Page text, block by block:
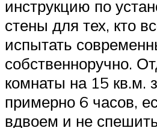
инструкцию по
стены для тех, кто
испытать
собственноручно.
комнаты на 15 кв.м.
примерно 6 часов,
вдвоем и не